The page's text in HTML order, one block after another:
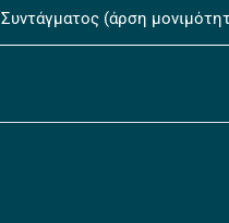
Συντάγματος (άρση